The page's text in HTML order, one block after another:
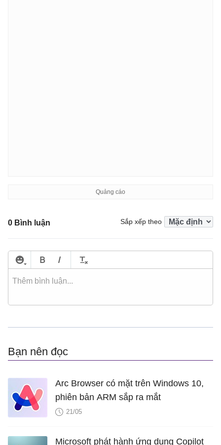
0 Bình luận Sắp xếp theo
Bạn nên đọc
Arc Browser có mặt trên Windows 10,
phiên bản ARM sắp ra mắt
21/05
Microsoft phát hành ứng dụng Copilot